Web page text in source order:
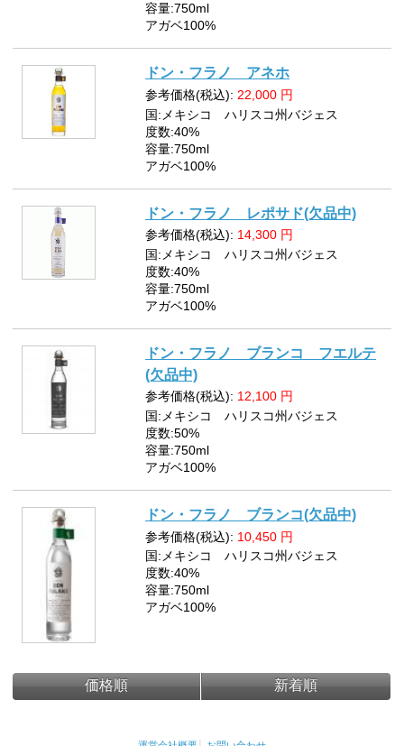
容量:750ml
アガベ100%
ドン・フラノ アネホ
参考価格(税込): 22,000 円
国:メキシコ ハリスコ州バジェス
度数:40%
容量:750ml
アガベ100%
ドン・フラノ レポサド(欠品中)
参考価格(税込): 14,300 円
国:メキシコ ハリスコ州バジェス
度数:40%
容量:750ml
アガベ100%
ドン・フラノ ブランコ フエルテ
(欠品中)
参考価格(税込): 12,100 円
国:メキシコ ハリスコ州バジェス
度数:50%
容量:750ml
アガベ100%
ドン・フラノ ブランコ(欠品中)
参考価格(税込): 10,450 円
国:メキシコ ハリスコ州バジェス
度数:40%
容量:750ml
アガベ100%
価格順 新着順